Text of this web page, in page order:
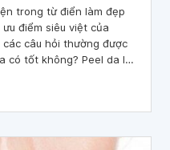
trong từ điển làm đẹp
điểm siêu việt của
câu hỏi thường được
có tốt không? Peel da là